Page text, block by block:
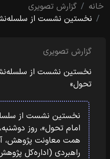
خانه
گزارش تصویری
نخستین نشست از
گزارش تصویری
نخستین نشست از
تحول»
نخستین نشست از
همت معاونت پژوهش،
راهبردی (اداره‌کل